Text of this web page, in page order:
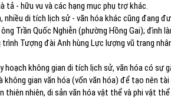
tả - hữu vu và các hạng mục phụ trợ khác.
nhiều di tích lịch sử - văn hóa khác cũng đang
Trần Quốc Nghiễn (phường Hồng Gai); đình
Tượng đài Anh hùng Lực lượng vũ trang
hoạch không gian di tích lịch sử, văn hóa có sự
gian văn hóa (vốn văn hóa) để tạo nên
thiên nhiên, di sản văn hóa vật thể và phi vật